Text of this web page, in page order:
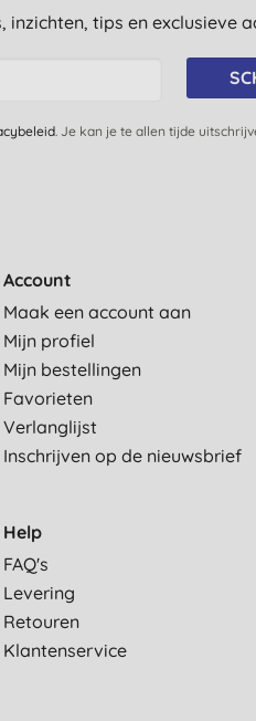
tips en exclusieve
. Je kan je te allen tijde
Account
Maak een account aan
Mijn profiel
Mijn bestellingen
Favorieten
Verlanglijst
Inschrijven op de nieuwsbrief
Help
FAQ's
Levering
Retouren
Klantenservice